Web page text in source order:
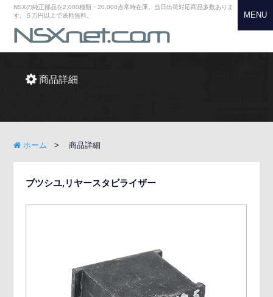
NSXの純正部品を2,000種類・20,000点常時在庫。当日出荷対応商品多数ありま
す。５万円以上で送料無料。
MENU
商品詳細
ホーム 商品詳細
ブツシユ,リヤースタビライザー